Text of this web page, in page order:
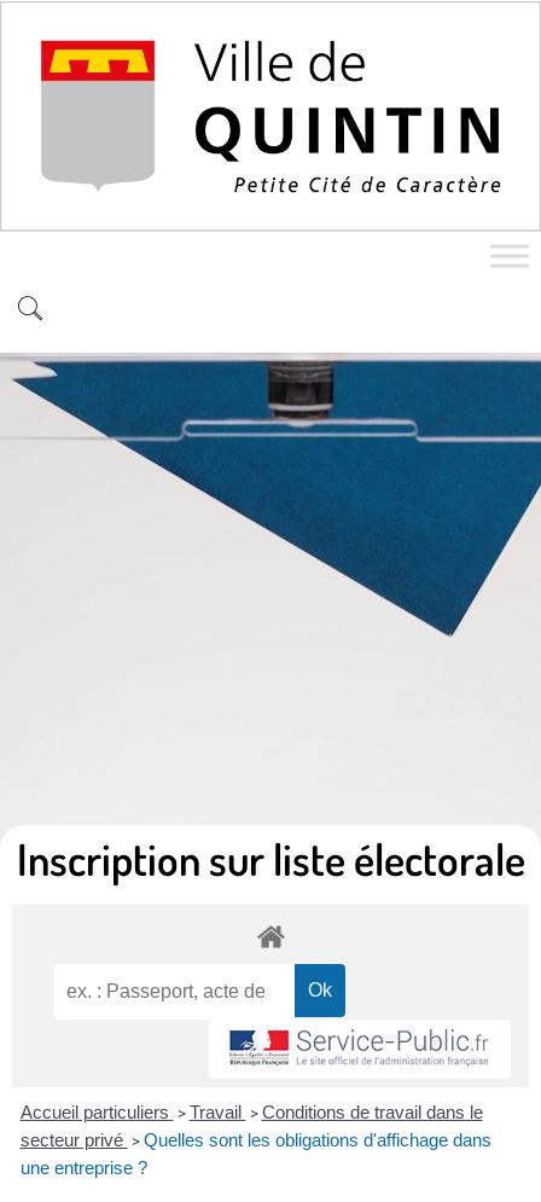
Inscription sur liste électorale
Accueil particuliers > Travail > Conditions de travail dans le
secteur privé > Quelles sont les obligations d'affichage dans
une entreprise ?